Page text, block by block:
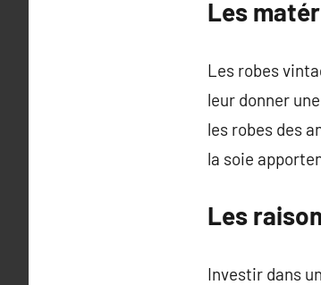
Les
Les robes
leur donner
les robes des
la soie
Les
Investir dans